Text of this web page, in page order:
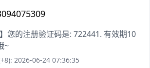
】您的注册验证码是: 722441. 有效期10
~
2026-06-24 07:36:35